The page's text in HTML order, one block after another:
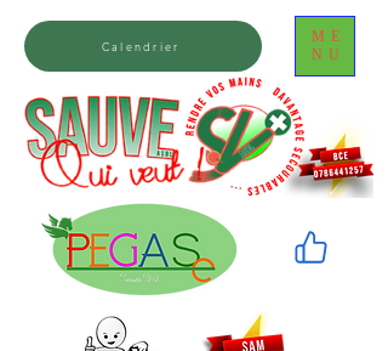
ME
NU
Calendrier